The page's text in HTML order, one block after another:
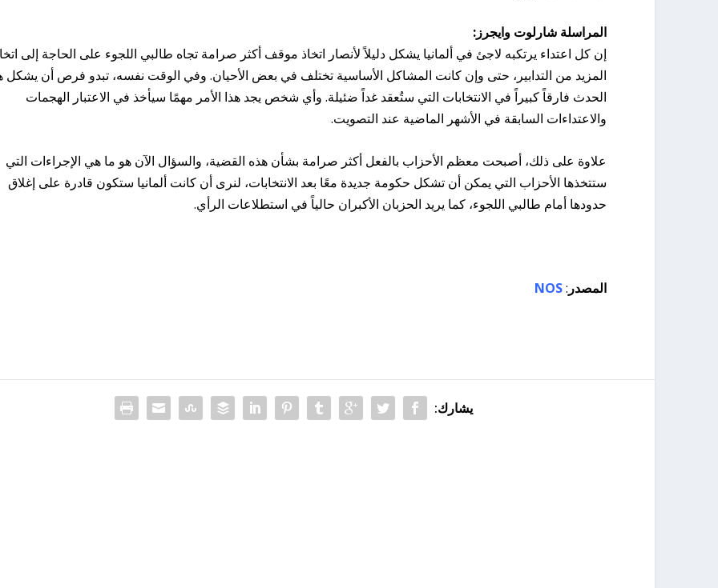
المراسلة شارلوت وايجرز:
إن كل اعتداء يرتكبه لاجئ في ألمانيا يشكل دليلاً لأنصار اتخاذ موقف أكثر صرامة تجاه طالبي اللجوء على الحاجة إلى
المزيد من التدابير، حتى وإن كانت المشاكل الأساسية تختلف في بعض الأحيان. وفي الوقت نفسه، تبدو فرص أن يشكل
الحدث فارقاً كبيراً في الانتخابات التي ستُعقد غداً ضئيلة. وأي شخص يجد هذا الأمر مهمًا سيأخذ في الاعتبار الهجمات
والاعتداءات السابقة في الأشهر الماضية عند التصويت.
علاوة على ذلك، أصبحت معظم الأحزاب بالفعل أكثر صرامة بشأن هذه القضية، والسؤال الآن هو ما هي الإجراءات التي
ستتخذها الأحزاب التي يمكن أن تشكل حكومة جديدة معًا بعد الانتخابات، لنرى أن كانت ألمانيا ستكون قادرة على إغلاق
حدودها أمام طالبي اللجوء، كما يريد الحزبان الأكبران حالياً في استطلاعات الرأي.
المصدر :
NOS
يشارك: